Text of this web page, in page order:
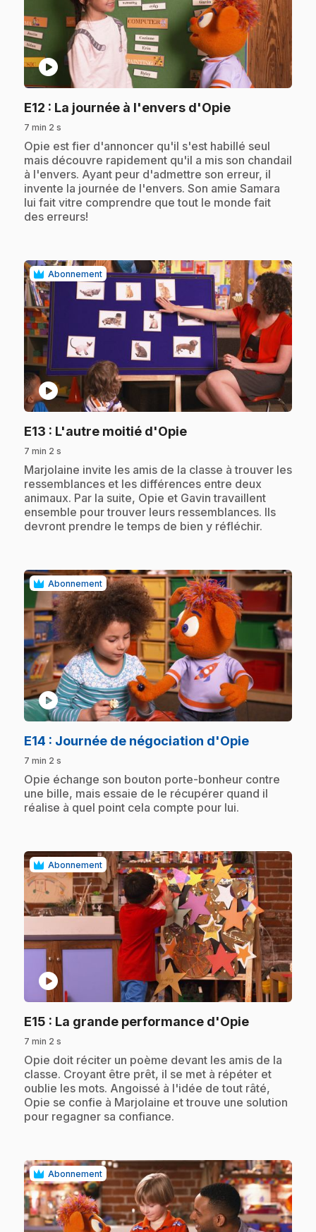
play_circle
E12 : La journée à l'envers d'Opie.
7 min 2 s
.Opie est fier d'annoncer qu'il s'est habillé seul
mais découvre rapidement qu'il a mis son chandail
à l'envers. Ayant peur d'admettre son erreur, il
invente la journée de l'envers. Son amie Samara
lui fait vitre comprendre que tout le monde fait
des erreurs!
Abonnement
play_circle
E13 : L'autre moitié d'Opie.
7 min 2 s
.Marjolaine invite les amis de la classe à trouver les
ressemblances et les différences entre deux
animaux. Par la suite, Opie et Gavin travaillent
ensemble pour trouver leurs ressemblances. Ils
devront prendre le temps de bien y réfléchir.
Abonnement
play_circle
E14 : Journée de négociation d'Opie.
7 min 2 s
.Opie échange son bouton porte-bonheur contre
une bille, mais essaie de le récupérer quand il
réalise à quel point cela compte pour lui.
Abonnement
play_circle
E15 : La grande performance d'Opie.
7 min 2 s
.Opie doit réciter un poème devant les amis de la
classe. Croyant être prêt, il se met à répéter et
oublie les mots. Angoissé à l'idée de tout râté,
Opie se confie à Marjolaine et trouve une solution
pour regagner sa confiance.
Abonnement